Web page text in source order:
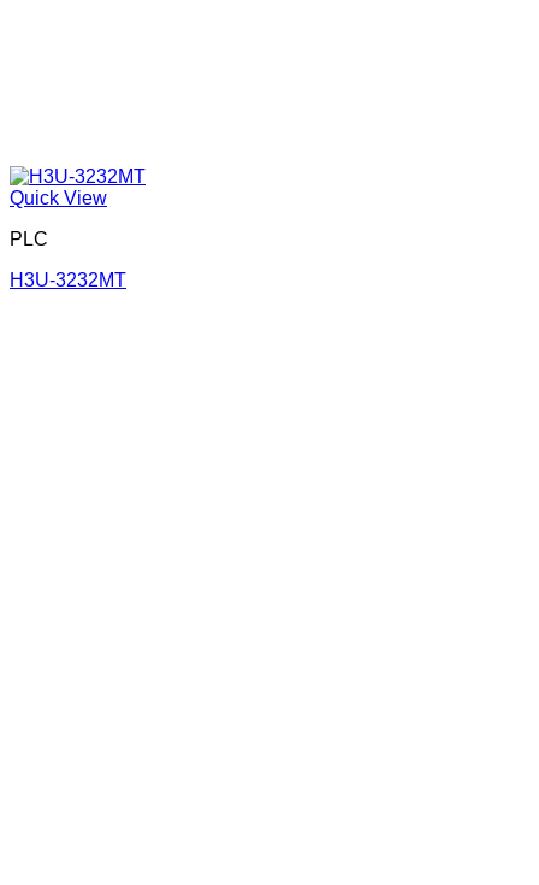
Quick View
PLC
H3U-3232MT